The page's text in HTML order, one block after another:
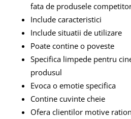
fata de produsele
Include caracteristici
Include situatii de utilizare
Poate contine o poveste
Specifica limpede pentru
produsul
Evoca o emotie specifica
Contine cuvinte cheie
Ofera clientilor motive